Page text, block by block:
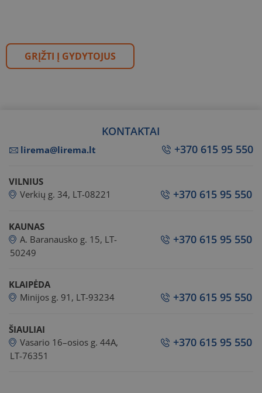
GRĮŽTI Į GYDYTOJUS
KONTAKTAI
lirema@lirema.lt +370 615 95 550
VILNIUS
Verkių g. 34, LT-08221
+370 615 95 550
KAUNAS
A. Baranausko g. 15, LT-
50249
+370 615 95 550
KLAIPĖDA
Minijos g. 91, LT-93234
+370 615 95 550
ŠIAULIAI
Vasario 16–osios g. 44A,
LT-76351
+370 615 95 550